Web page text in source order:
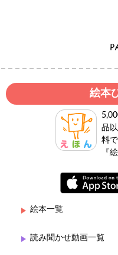
絵本
品
料
『
絵本一覧
読み聞かせ動画一覧